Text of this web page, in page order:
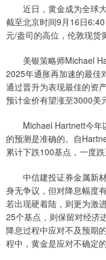
近日，黄金成为全球大
截至北京时间9月16日
元/盎司的高位，伦敦现货
美银策略师Michael
2025年通胀再加速的最佳
通过晋升为表现最佳的资
预计金价有望涨至3000美
Michael Hartnett今年
的预测是准确的。自
累计下跌100基点，一度跌
中信建投证券金属新材
身无争议，但对降息幅度
若出现硬着陆，则更为激
25个基点，则保留对经济
降息过程中应对不及预期
程中，黄金是应对不确定